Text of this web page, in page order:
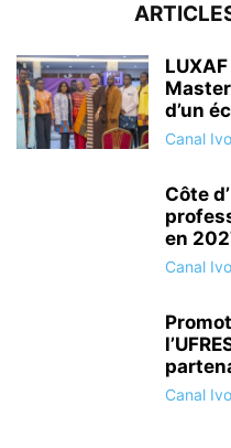
d’un
Canal
Côte
en
Canal
Canal